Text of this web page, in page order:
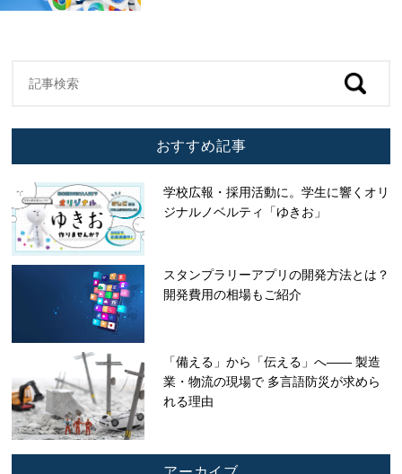
おすすめ記事
学校広報・採用活動に。学生に響くオリ
ジナルノベルティ「ゆきお」
スタンプラリーアプリの開発方法とは？
開発費用の相場もご紹介
「備える」から「伝える」へ—— 製造
業・物流の現場で 多言語防災が求めら
れる理由